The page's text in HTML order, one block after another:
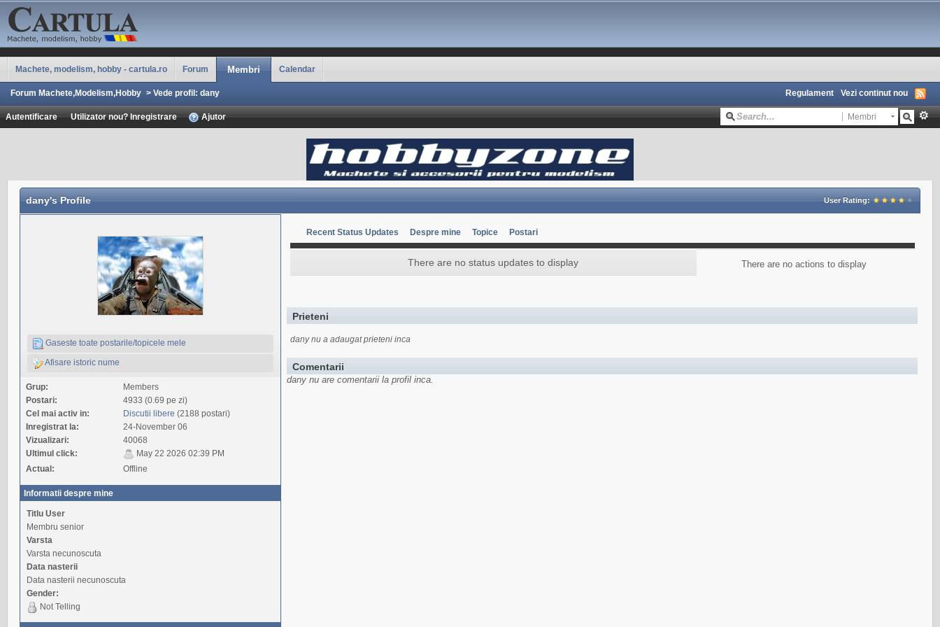
Machete, modelism, hobby - cartula.ro Forum Membri Calendar
Forum Machete,Modelism,Hobby > Vede profil: dany Regulament Vezi continut nou
Autentificare Utilizator nou? Inregistrare Ajutor Membri
dany's Profile User Rating:
Gaseste toate postarile/topicele mele
Afisare istoric nume
Grup:
Members
Postari:
4933 (0.69 pe zi)
Cel mai activ in:
Discutii libere (2188 postari)
Inregistrat la:
24-November 06
Vizualizari:
40068
Ultimul click:
May 22 2026 02:39 PM
Actual:
Offline
Informatii despre mine
Titlu User
Membru senior
Varsta
Varsta necunoscuta
Data nasterii
Data nasterii necunoscuta
Gender:
Not Telling
Recent Status Updates Despre mine Topice Postari
There are no status updates to display There are no actions to display
Prieteni
dany nu a adaugat prieteni inca
Comentarii
dany nu are comentarii la profil inca.